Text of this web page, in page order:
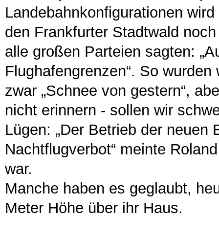
Landebahnkonfigurationen
den Frankfurter Stadtwald
alle großen Parteien sagten:
Flughafengrenzen“. So
zwar „Schnee von gestern“,
nicht erinnern - sollen wir
Lügen: „Der Betrieb der neuen
Nachtflugverbot“ meinte
war.
Manche haben es geglaubt,
Meter Höhe über ihr Haus.